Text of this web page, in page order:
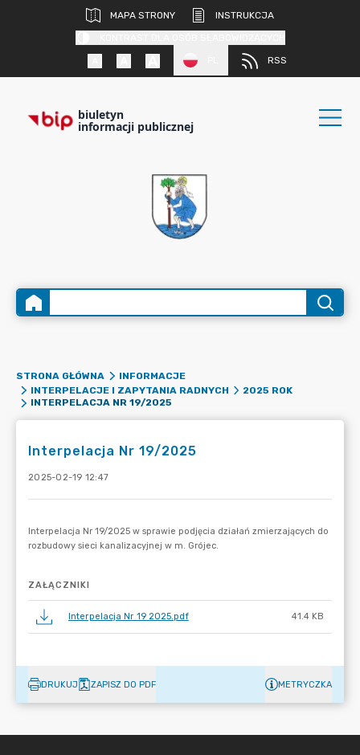
MAPA STRONY
INSTRUKCJA
RSS
biuletyn
informacji publicznej
STRONA GŁÓWNA
INFORMACJE
INTERPELACJE I ZAPYTANIA RADNYCH
2025 ROK
INTERPELACJA NR 19/2025
Interpelacja Nr 19/2025
2025-02-19 12:47
ZAŁĄCZNIKI
Interpelacja Nr 19 2025.pdf 41.4 KB
DRUKUJ ZAPISZ DO PDF METRYCZKA